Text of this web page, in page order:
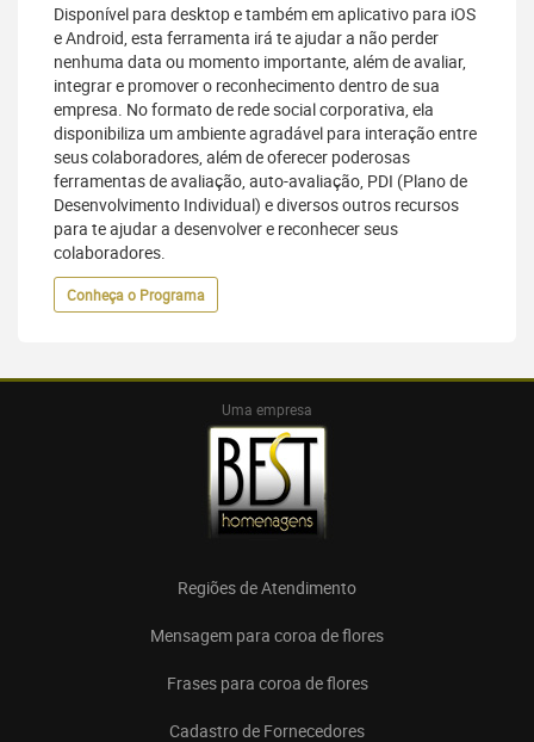
Disponível para desktop e também em aplicativo para iOS
e Android, esta ferramenta irá te ajudar a não perder
nenhuma data ou momento importante, além de avaliar,
integrar e promover o reconhecimento dentro de sua
empresa. No formato de rede social corporativa, ela
disponibiliza um ambiente agradável para interação entre
seus colaboradores, além de oferecer poderosas
ferramentas de avaliação, auto-avaliação, PDI (Plano de
Desenvolvimento Individual) e diversos outros recursos
para te ajudar a desenvolver e reconhecer seus
colaboradores.
Conheça o Programa
Uma empresa
Regiões de Atendimento
Mensagem para coroa de flores
Frases para coroa de flores
Cadastro de Fornecedores